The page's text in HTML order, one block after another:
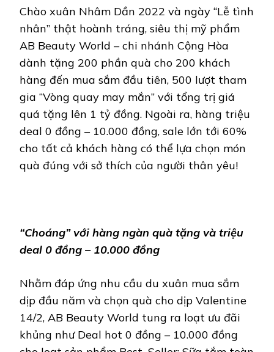
Chào xuân Nhâm Dần 2022 và ngày “Lễ tình
nhân” thật hoành tráng, siêu thị mỹ phẩm
AB Beauty World – chi nhánh Cộng Hòa
dành tặng 200 phần quà cho 200 khách
hàng đến mua sắm đầu tiên, 500 lượt tham
gia “Vòng quay may mắn” với tổng trị giá
quá tặng lên 1 tỷ đồng. Ngoài ra, hàng triệu
deal 0 đồng – 10.000 đồng, sale lớn tới 60%
cho tất cả khách hàng có thể lựa chọn món
quà đúng với sở thích của người thân yêu!
“Choáng” với hàng ngàn quà tặng và triệu
deal 0 đồng – 10.000 đồng
Nhằm đáp ứng nhu cầu du xuân mua sắm
dịp đầu năm và chọn quà cho dịp Valentine
14/2, AB Beauty World tung ra loạt ưu đãi
khủng như Deal hot 0 đồng – 10.000 đồng